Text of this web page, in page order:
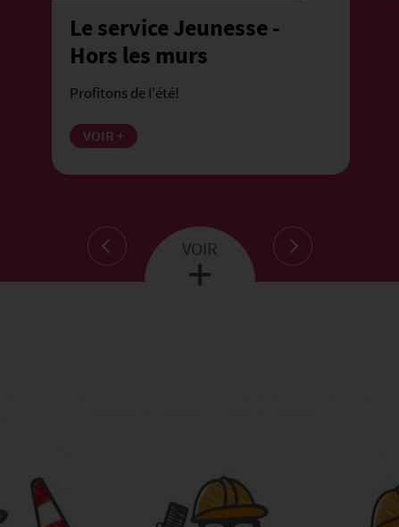
Le service Jeunesse -
Hors les murs
Profitons de l'été!
VOIR +
VOIR